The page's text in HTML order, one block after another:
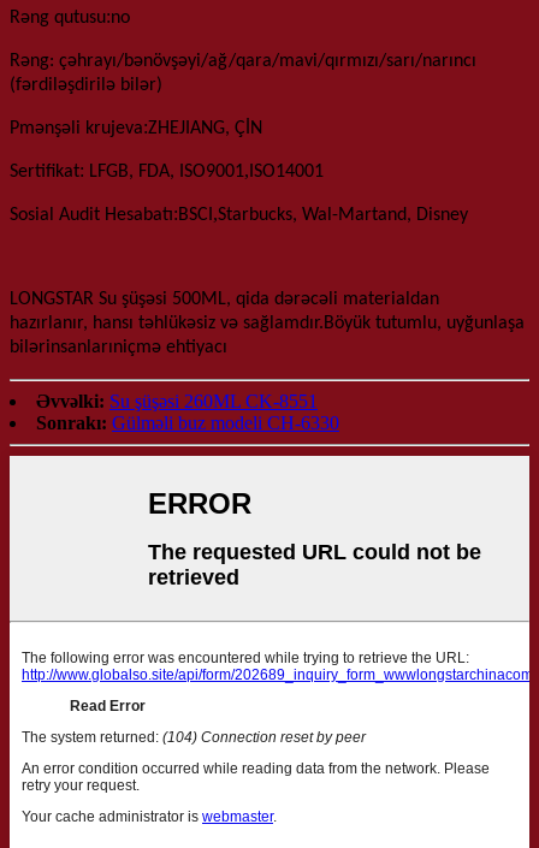
Rəng qutusu:no
Rəng: çəhrayı/bənövşəyi/ağ/qara/mavi/qırmızı/sarı/narıncı
(fərdiləşdirilə bilər)
Pmənşəli krujeva:ZHEJIANG, ÇİN
Sertifikat: LFGB, FDA, ISO9001, ISO14001
Sosial Audit Hesabatı:BSCI ,Starbucks, Wal-Martand, Disney
LONGSTAR Su şüşəsi 500ML, qida dərəcəli materialdan
hazırlanır, hansı təhlükəsiz və sağlamdır.Böyük tutumlu, uyğunlaşa
bilərinsanlarıniçmə ehtiyacı
Əvvəlki: Su şüşəsi 260ML CK-8551
Sonrakı: Gülməli buz modeli CH-6330